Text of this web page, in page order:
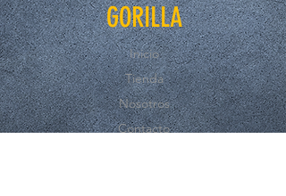
GORILLA
Inicio
Tienda
Nosotros
Contacto